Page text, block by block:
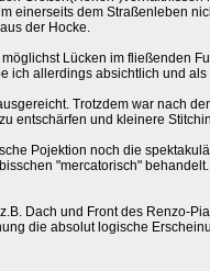
einerseits dem Straßenleben
der Hocke.
Lücken im fließenden
ich allerdings absichtlich und
Trotzdem war nach
entschärfen und kleinere
Pojektion noch die
"mercatorisch"
Dach und Front des Renzo-
die absolut logische